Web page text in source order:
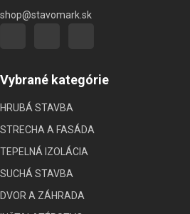
shop@stavomark.sk
Vybrané kategórie
HRUBÁ STAVBA
STRECHA A FASÁDA
TEPELNÁ IZOLÁCIA
SUCHÁ STAVBA
DVOR A ZÁHRADA